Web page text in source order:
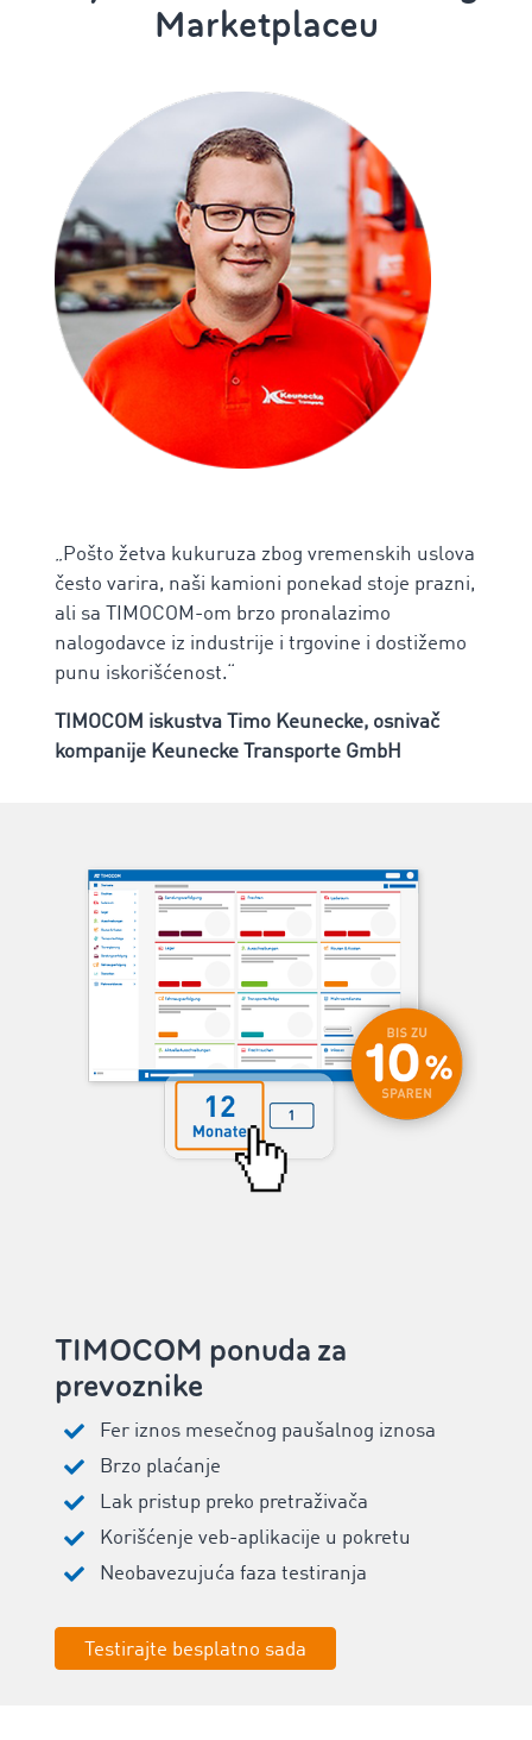
Marketplaceu
„Pošto žetva kukuruza zbog vremenskih uslova
često varira, naši kamioni ponekad stoje prazni,
ali sa TIMOCOM-om brzo pronalazimo
nalogodavce iz industrije i trgovine i dostižemo
punu iskorišćenost.“
TIMOCOM iskustva Timo Keunecke, osnivač
kompanije Keunecke Transporte GmbH
TIMOCOM ponuda za
prevoznike
Fer iznos mesečnog paušalnog iznosa
Brzo plaćanje
Lak pristup preko pretraživača
Korišćenje veb-aplikacije u pokretu
Neobavezujuća faza testiranja
Testirajte besplatno sada